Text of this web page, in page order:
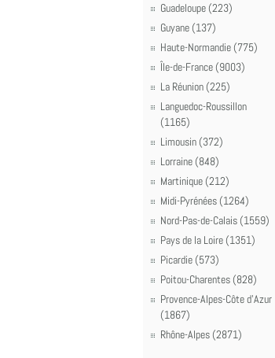
Guadeloupe (223)
Guyane (137)
Haute-Normandie (775)
Île-de-France (9003)
La Réunion (225)
Languedoc-Roussillon
(1165)
Limousin (372)
Lorraine (848)
Martinique (212)
Midi-Pyrénées (1264)
Nord-Pas-de-Calais (1559)
Pays de la Loire (1351)
Picardie (573)
Poitou-Charentes (828)
Provence-Alpes-Côte d'Azur
(1867)
Rhône-Alpes (2871)